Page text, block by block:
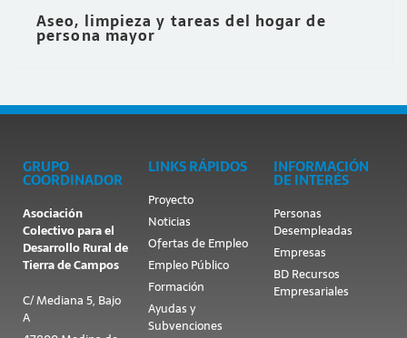
Aseo, limpieza y tareas del hogar de
persona mayor
GRUPO
COORDINADOR
Asociación
Colectivo para el
Desarrollo Rural de
Tierra de Campos
C/ Mediana 5, Bajo
A
LINKS RÁPIDOS
Proyecto
Noticias
Ofertas de Empleo
Empleo Público
Formación
Ayudas y
Subvenciones
INFORMACIÓN
DE INTERÉS
Personas
Desempleadas
Empresas
BD Recursos
Empresariales